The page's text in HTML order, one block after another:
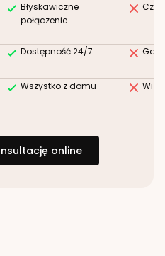
Błyskawiczne
połączenie
Dostępność 24/7
Wszystko z domu
online